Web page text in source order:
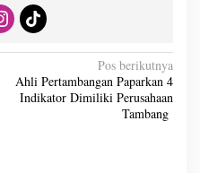
Pos berikutnya
Ahli Pertambangan Paparkan 4
Indikator Dimiliki Perusahaan
Tambang